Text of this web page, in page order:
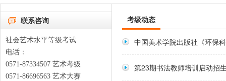
联系咨询
社会艺术水平等级考试
电话：
0571-87334507 艺术考级
0571-86696563 艺术大赛
考级动态
中国美术学院出版社《环保
第23期书法教师培训启动招